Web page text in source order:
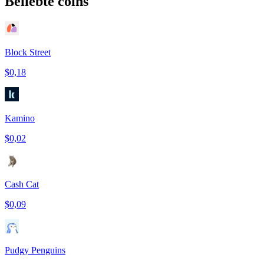
Block Street
$0,18
Kamino
$0,02
Cash Cat
$0,09
Pudgy Penguins